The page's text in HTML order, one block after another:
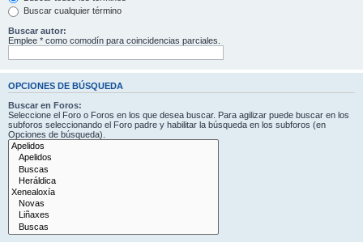
Buscar cualquier término
Buscar autor:
Emplee * como comodín para coincidencias parciales.
OPCIONES DE BÚSQUEDA
Buscar en Foros:
Seleccione el Foro o Foros en los que desea buscar. Para agilizar puede buscar en los
subforos seleccionando el Foro padre y habilitar la búsqueda en los subforos (en
Opciones de búsqueda).